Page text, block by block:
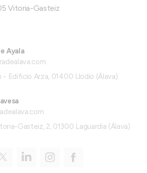
Vitoria-Gasteiz
Ayala
- Edificio Arza, 01400 Llodio (Álava)
Gasteiz, 2, 01300 Laguardia (Álava)